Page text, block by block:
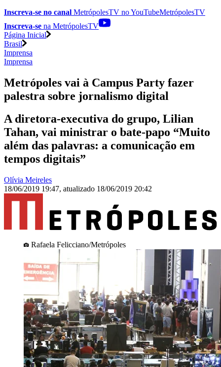
Inscreva-se no canal MetrópolesTV noYouTubeMetrópolesTV
Inscreva-se na MetrópolesTV
Página Inicial
Brasil
Imprensa
Imprensa
Metrópoles vai à Campus Party fazer
palestra sobre jornalismo digital
A diretora-executiva do grupo, Lilian
Tahan, vai ministrar o bate-papo “Muito
além das palavras: a comunicação em
tempos digitais”
Olívia Meireles
18/06/2019 19:47, atualizado 18/06/2019 20:42
Rafaela Felicciano/Metrópoles